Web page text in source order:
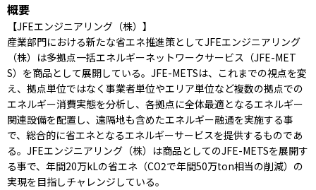
概要
【JFEエンジニアリング（株）】
産業部門における新たな省エネ推進策としてJFEエンジニアリング
（株）は多拠点一括エネルギーネットワークサービス（JFE-MET
S）を商品として展開している。JFE-METSは、これまでの視点を変
え、拠点単位ではなく事業者単位やエリア単位など複数の拠点での
エネルギー消費実態を分析し、各拠点に全体最適となるエネルギー
関連設備を配置し、遠隔地も含めたエネルギー融通を実施する事
で、総合的に省エネとなるエネルギーサービスを提供するものであ
る。JFEエンジニアリング（株）は商品としてのJFE-METSを展開す
る事で、年間20万kLの省エネ（CO2で年間50万ton相当の削減）の
実現を目指しチャレンジしている。